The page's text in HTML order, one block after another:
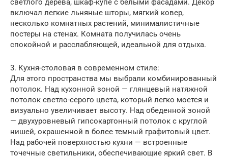
светлого дерева, шкаф-купе с белыми фасадами. Декор
включал легкие льняные шторы, мягкий ковер,
несколько комнатных растений, минималистичные
постеры на стенах. Комната получилась очень
спокойной и расслабляющей, идеальной для отдыха.
3. Кухня-столовая в современном стиле:
Для этого пространства мы выбрали комбинированный
потолок. Над кухонной зоной — глянцевый натяжной
потолок светло-серого цвета, который легко моется и
визуально увеличивает высоту. Над обеденной зоной
— двухуровневый гипсокартонный потолок с круглой
нишей, окрашенной в более темный графитовый цвет.
Над рабочей поверхностью кухни — встроенные
точечные светильники, обеспечивающие яркий свет. В